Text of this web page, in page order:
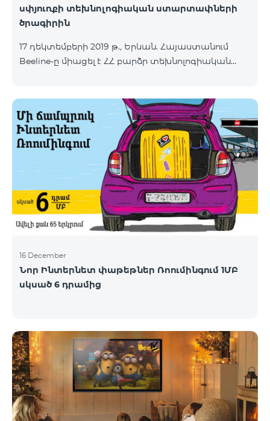
սփյուռքի տեխնոլոգիական ստարտափների
ծրագիրին
17 դեկտեմբերի 2019 թ., Երևան. Հայաստանում
Beeline-ը միացել է ՀՀ բարձր տեխնոլոգիական
գրասենյակի կողմից համատեղ իրականացվող
«ՆերՈւժ» սփյուռքի տեխնոլոգիական
ստարտափների ծրագիրին: Ծրագրի հիմնական
նպատակն է՝ Սփյուռքից տաղանդավոր
ձեռներեցների, ինժեներների ներգրավումը,
հայրենադարձության խթանումը, ինչպես նաև
Հայաստանում ստարտափ էկոհամակարգի
զարգացումը: Ծրագիրը հնարավորություն է
ստեղծելու արտերկրում ապրող
16 December
Նոր Ինտերնետ փաթեթներ Ռոումինգում 1ՄԲ
սկսած 6 դրամից